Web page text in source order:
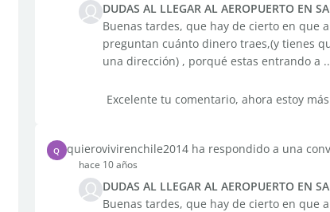
DUDAS AL LLEGAR AL AEROPUERTO EN
Buenas tardes, que hay de cierto en que
preguntan cuánto dinero traes,(y tienes
una dirección) , porqué estas entrando a
Excelente tu comentario, ahora estoy
Q quierovivirenchile2014 ha respondido a una
hace 10 años
DUDAS AL LLEGAR AL AEROPUERTO EN
Buenas tardes, que hay de cierto en que